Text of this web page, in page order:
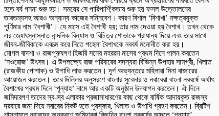
হতে বর্ষ গননা শুরু হয়। সময়ের সে পারিপার্শি¦কতায় শুরু হয় ফসল উত্তোলনের
তারতম্যসহ আরও অন্যান্য কাজের সন্নিবেশ। কারণ বিশাল ‘বিশাখা’ নক্ষত্রযুক্ত
পূর্ণিমার নাম ‘বৈশাখী’। যে মাসে এই বৈশাখী হয়; তার নাম দেওয়া হয় বৈশাখ। তখন থেকে
এর জ্যোৎস্নাস্নাত নান্দনিক বিন্যাস ও বিচিত্র শোভাকে প্রাধান্য দিয়ে এবং তার সাথে
জীবন-জীবিকাকে একাত্ম করে নিতে পহেলা বৈশাখকে নববর্ষ মনোনীত করা হয়।
মোগল বাদশা ও রাজপুরুষগণ হিজরি সনের মহররম মাসের প্রথম দিনে পালন করতেন
‘নওরোজ’ উৎসব। এ উপলক্ষ্যে রাজ পরিবারের সদস্যরা বিভিন্ন উপহার সামগ্রী, খিলাত
(রাজকীয় পোশাক) ও উপাধি লাভ করতেন। দূর্গ অভ্যন্তরে মহিলারা মিনা বাজারের
আয়োজন করতেন। তবে দিল্লির অনুসরণে বাংলার সুবেদার ও নবাবেরা বাংলা নববর্ষে অর্থাৎ
বৈশাখের প্রথম দিনে ‘পূন্যাহ’ নামে আর একটি অনুষ্ঠান উদযাপন করতেন। ঐ দিনে
জমিদারগণ তাদের স্ব-স্ব এলাকার প্রজাসাধারণের কাছ থেকে বার্ষিক আদায়কৃত রাজস্ব
দরবারে জমা দিয়ে নবাবের নিকট হতে পুরস্কার, খিলাত ও উপাধি গ্রহণ করতেন। ব্রিটিশ